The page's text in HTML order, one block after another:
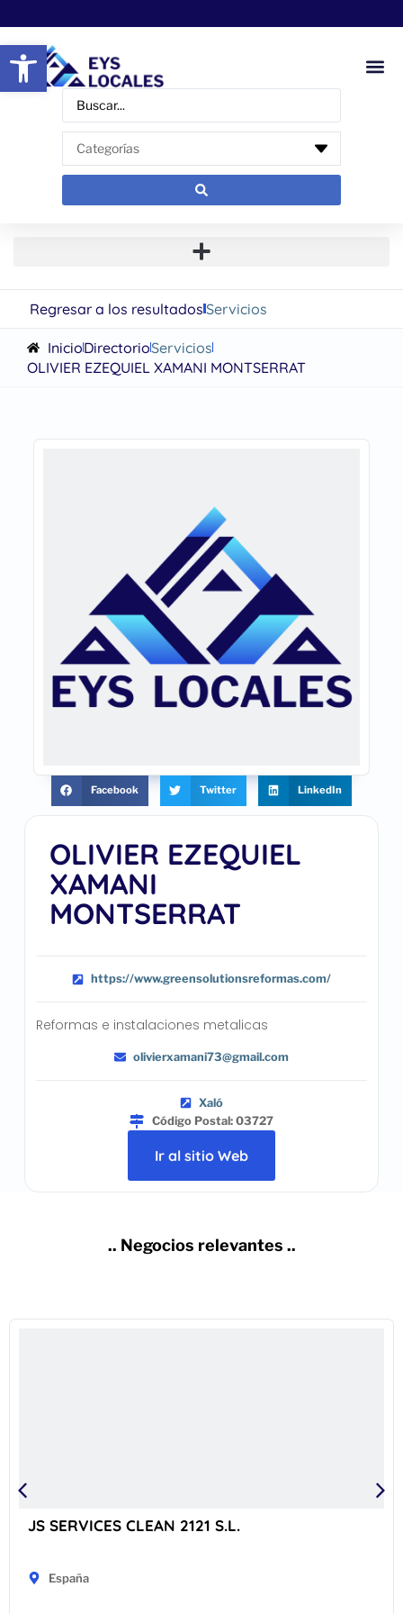
Abrir barra de herramientas
Regresar a los resultadosServicios
InicioDirectorioServicios
OLIVIER EZEQUIEL XAMANI MONTSERRAT
OLIVIER EZEQUIEL
XAMANI
MONTSERRAT
https://www.greensolutionsreformas.com/
Reformas e instalaciones metalicas
olivierxamani73@gmail.com
Xaló
Código Postal: 03727
Ir al sitio Web
Facebook Twitter LinkedIn
.. Negocios relevantes ..
JS SERVICES CLEAN 2121 S.L.
España